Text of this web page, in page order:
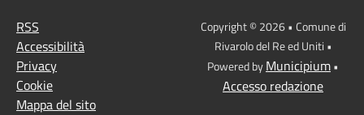
RSS
Accessibilità
Privacy
Cookie
Mappa del sito
Copyright © 2026 • Comune di
Rivarolo del Re ed Uniti •
Powered byMunicipium•
Accesso redazione